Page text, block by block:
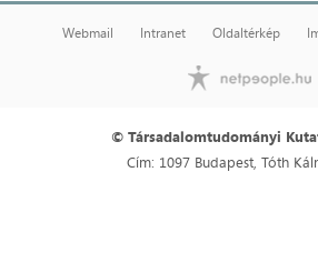
Webmail Intranet Oldaltérkép
© Társadalomtudományi
Cím: 1097 Budapest, Tóth